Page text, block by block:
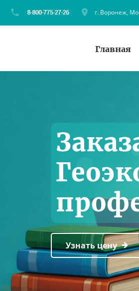
г. Воронеж,
Главная
Узнать цену